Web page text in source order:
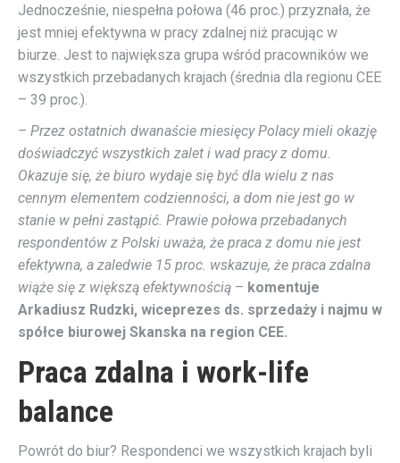
Jednocześnie, niespełna połowa (46 proc.) przyznała, że
jest mniej efektywna w pracy zdalnej niż pracując w
biurze. Jest to największa grupa wśród pracowników we
wszystkich przebadanych krajach (średnia dla regionu CEE
– 39 proc.).
– Przez ostatnich dwanaście miesięcy Polacy mieli okazję
doświadczyć wszystkich zalet i wad pracy z domu.
Okazuje się, że biuro wydaje się być dla wielu z nas
cennym elementem codzienności, a dom nie jest go w
stanie w pełni zastąpić. Prawie połowa przebadanych
respondentów z Polski uważa, że praca z domu nie jest
efektywna, a zaledwie 15 proc. wskazuje, że praca zdalna
wiąże się z większą efektywnością – komentuje
Arkadiusz Rudzki, wiceprezes ds. sprzedaży i najmu w
spółce biurowej Skanska na region CEE.
Praca zdalna i work-life
balance
Powrót do biur? Respondenci we wszystkich krajach byli